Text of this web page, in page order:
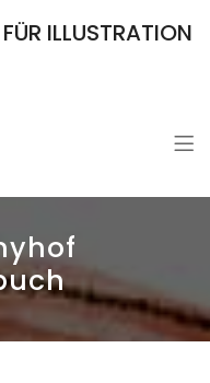
ILLUSTRATION